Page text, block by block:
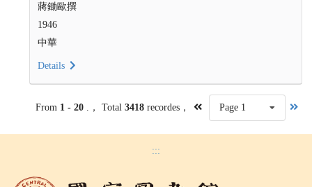
蔣鋤歐撰
1946
中華
Details
From 1 - 20 .， Total 3418recordes， Page 1
:::